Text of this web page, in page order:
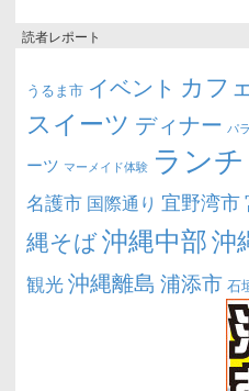
読者レポート
うるま市 イベント カフ
スイーツ ディナー パ
ーツ マーメイド体験 ランチ
名護市 国際通り 宜野湾市
縄そば沖縄中部沖
観光沖縄離島 浦添市 石